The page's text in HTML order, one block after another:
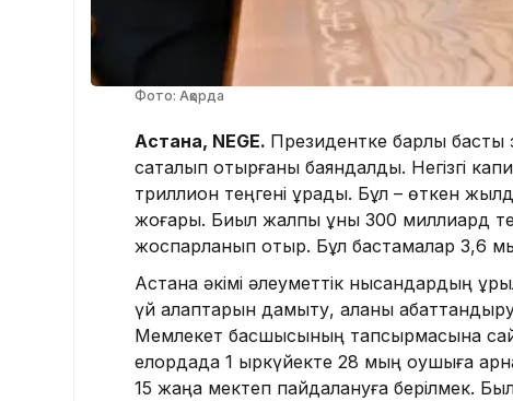
Фото: Ақорда
Астана, NEGE. Президентке барлық
сақталып отырғаны баяндалды. Негізгі
триллион теңгені құрады. Бұл – өткен
жоғары. Биыл жалпы құны 300 миллиард
жоспарланып отыр. Бұл бастамалар 3,6
Астана әкімі әлеуметтік нысандардың
үй алаптарын дамыту, қаланы
Мемлекет басшысының тапсырмасына
елордада 1 қыркүйекте 28 мың оқушыға
15 жаңа мектеп пайдалануға берілмек.